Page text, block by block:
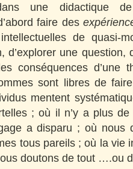
une didactique de
faire des
de quasi-
d’explorer une
conséquences d’une
sont libres de
mentent
; où il n’y a plus
a disparu ; où nous
tous pareils ; où la vie
doutons de tout ….ou